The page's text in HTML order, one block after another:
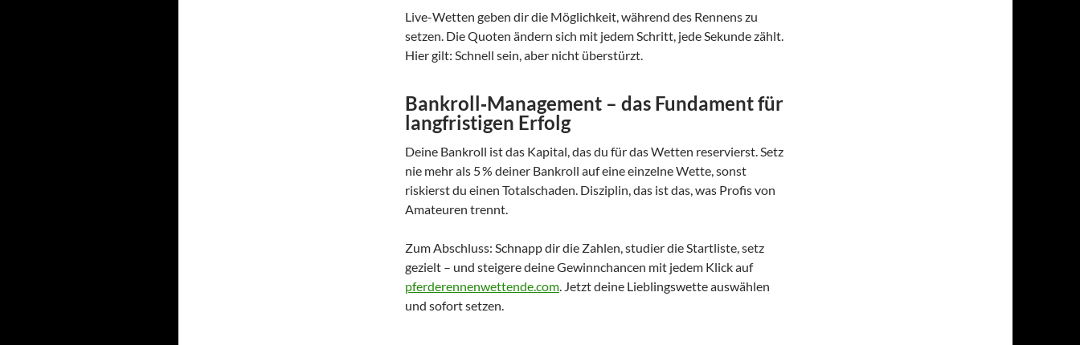
Live-Wetten geben dir die Möglichkeit, während des Rennens zu
setzen. Die Quoten ändern sich mit jedem Schritt, jede Sekunde zählt.
Hier gilt: Schnell sein, aber nicht überstürzt.
Bankroll‑Management – das Fundament für
langfristigen Erfolg
Deine Bankroll ist das Kapital, das du für das Wetten reservierst. Setz
nie mehr als 5 % deiner Bankroll auf eine einzelne Wette, sonst
riskierst du einen Totalschaden. Disziplin, das ist das, was Profis von
Amateuren trennt.
Zum Abschluss: Schnapp dir die Zahlen, studier die Startliste, setz
gezielt – und steigere deine Gewinnchancen mit jedem Klick auf
pferderennenwettende.com. Jetzt deine Lieblingswette auswählen
und sofort setzen.